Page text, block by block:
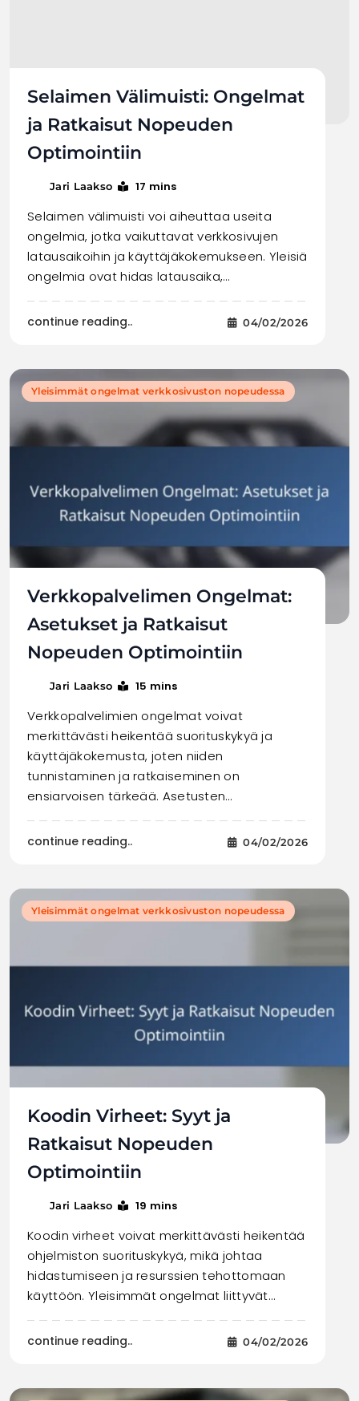
Selaimen Välimuisti: Ongelmat
ja Ratkaisut Nopeuden
Optimointiin
Jari Laakso 17 mins
Selaimen välimuisti voi aiheuttaa useita
ongelmia, jotka vaikuttavat verkkosivujen
latausaikoihin ja käyttäjäkokemukseen. Yleisiä
ongelmia ovat hidas latausaika,…
continue reading.. 04/02/2026
Yleisimmät ongelmat verkkosivuston nopeudessa
Verkkopalvelimen Ongelmat:
Asetukset ja Ratkaisut
Nopeuden Optimointiin
Jari Laakso 15 mins
Verkkopalvelimien ongelmat voivat
merkittävästi heikentää suorituskykyä ja
käyttäjäkokemusta, joten niiden
tunnistaminen ja ratkaiseminen on
ensiarvoisen tärkeää. Asetusten…
continue reading.. 04/02/2026
Yleisimmät ongelmat verkkosivuston nopeudessa
Koodin Virheet: Syyt ja
Ratkaisut Nopeuden
Optimointiin
Jari Laakso 19 mins
Koodin virheet voivat merkittävästi heikentää
ohjelmiston suorituskykyä, mikä johtaa
hidastumiseen ja resurssien tehottomaan
käyttöön. Yleisimmät ongelmat liittyvät…
continue reading.. 04/02/2026